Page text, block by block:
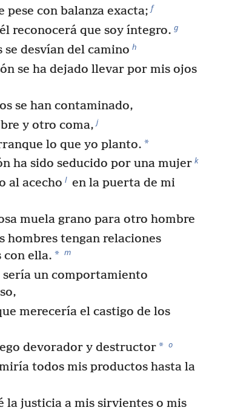
pese con balanza exacta; f
reconocerá que soy íntegro. g
se desvían del camino h
se ha dejado llevar por mis ojos
se han contaminado,
y otro coma, j
lo que yo planto. *
ha sido seducido por una mujer k
al acecho l en la puerta de mi
muela grano para otro hombre
hombres tengan relaciones
con ella. * m
sería un comportamiento
merecería el castigo de los
devorador y destructor* o
todos mis productos hasta la
la justicia a mis sirvientes o mis